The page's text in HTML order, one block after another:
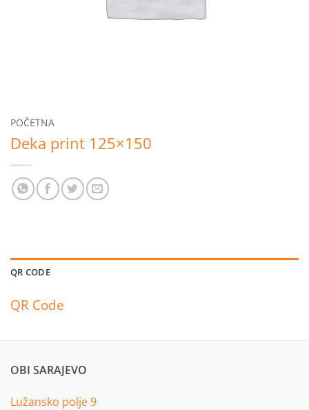
POČETNA
Deka print 125×150
QR CODE
QR Code
OBI SARAJEVO
Lužansko polje 9